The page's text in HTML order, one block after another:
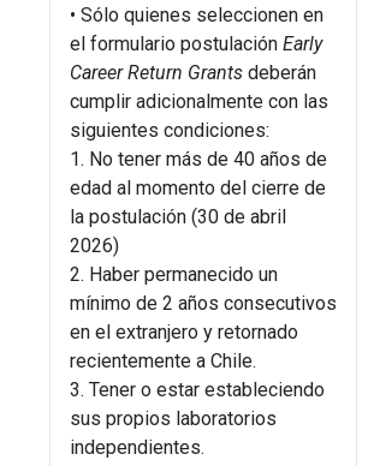
• Sólo quienes seleccionen en
el formulario postulación Early
Career Return Grants deberán
cumplir adicionalmente con las
siguientes condiciones:
1. No tener más de 40 años de
edad al momento del cierre de
la postulación (30 de abril
2026)
2. Haber permanecido un
mínimo de 2 años consecutivos
en el extranjero y retornado
recientemente a Chile.
3. Tener o estar estableciendo
sus propios laboratorios
independientes.